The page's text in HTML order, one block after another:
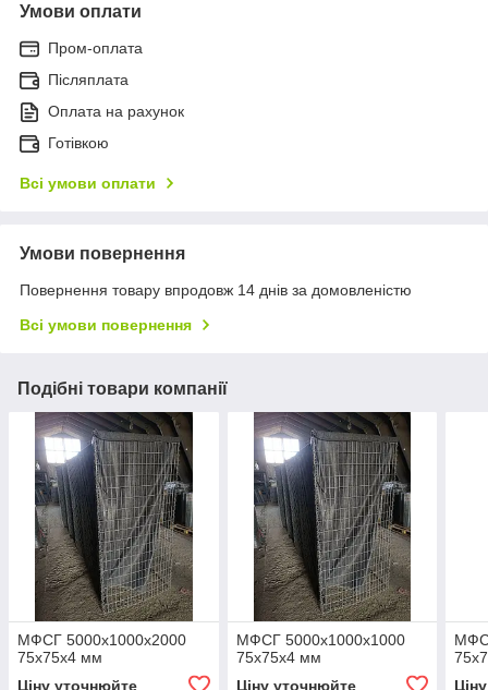
Умови оплати
Пром-оплата
Післяплата
Оплата на рахунок
Готівкою
Всі умови оплати
Умови повернення
Повернення товару впродовж 14 днів за домовленістю
Всі умови повернення
Подібні товари компанії
МФСГ 5000х1000х2000
75х75х4 мм
Ціну уточнюйте
МФСГ 5000х1000х1000
75х75х4 мм
Ціну уточнюйте